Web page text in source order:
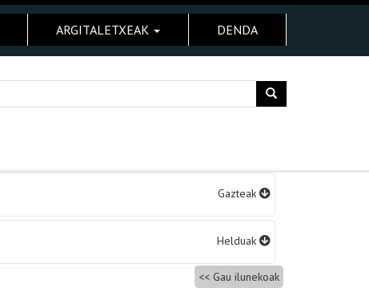
ARGITALETXEAK DENDA
Gazteak
Helduak
Gau ilunekoak